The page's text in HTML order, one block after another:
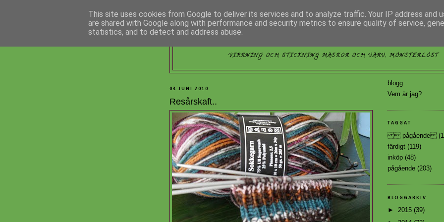
VIRKNING OCH STICKNING MASKOR OCH VARV, MÖNSTERLÖST
03 JUNI 2010
Resårskaft..
blogg
Vem är jag?
TAGGAT
 pågående
färdigt (119)
inköp (48)
pågående (203)
BLOGGARKIV
► 2015 (39)
This site uses cookies from Google to deliver its services and to analyze traffic. Your IP address and
are shared with Google along with performance and security metrics to ensure quality of service,
statistics, and to detect and address abuse.